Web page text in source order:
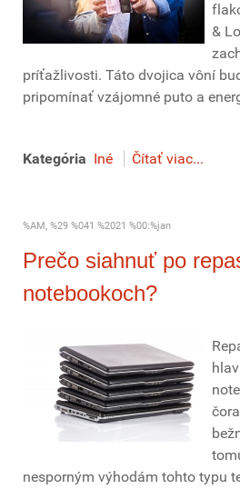
&
príťažlivosti. Táto dvojica vôní
pripomínať vzájomné puto a
Kategória Iné Čítať viac...
%AM, %29 %041 %2021 %00:%jan
Prečo siahnuť po
notebookoch?
nesporným výhodám tohto typu